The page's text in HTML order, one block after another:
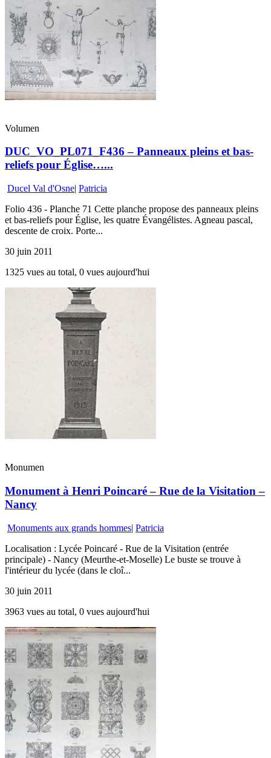
Volumen
DUC_VO_PL071_F436 – Panneaux pleins et bas-
reliefs pour Église…...
Ducel Val d'Osne| Patricia
Folio 436 - Planche 71 Cette planche propose des panneaux pleins
et bas-reliefs pour Église, les quatre Évangélistes. Agneau pascal,
descente de croix. Porte...
30 juin 2011
1325 vues au total, 0 vues aujourd'hui
Monumen
Monument à Henri Poincaré – Rue de la Visitation –
Nancy
Monuments aux grands hommes| Patricia
Localisation : Lycée Poincaré - Rue de la Visitation (entrée
principale) - Nancy (Meurthe-et-Moselle) Le buste se trouve à
l'intérieur du lycée (dans le cloî...
30 juin 2011
3963 vues au total, 0 vues aujourd'hui